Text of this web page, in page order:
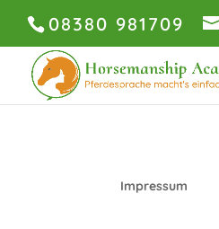
08380 981709
Impressum